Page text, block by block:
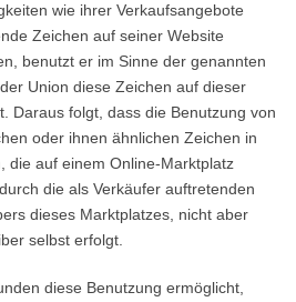
wie ihrer Verkaufsangebote
Zeichen auf seiner Website
benutzt er im Sinne der genannten
Union diese Zeichen auf dieser
Daraus folgt, dass die Benutzung von
oder ihnen ähnlichen Zeichen in
die auf einem Online-Marktplatz
die als Verkäufer auftretenden
dieses Marktplatzes, nicht aber
selbst erfolgt.
diese Benutzung ermöglicht,